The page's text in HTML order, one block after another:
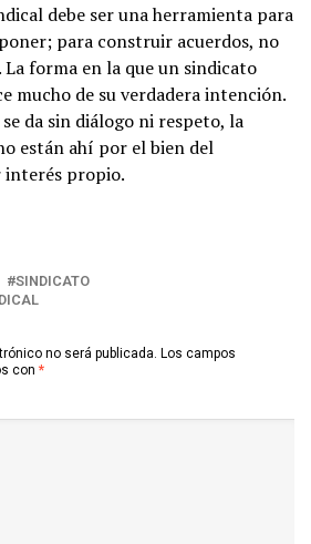
debe ser una herramienta para
para construir acuerdos, no
La forma en la que un sindicato
mucho de su verdadera intención.
da sin diálogo ni respeto, la
están ahí por el bien del
interés propio.
SINDICATO
no será publicada. Los campos
con *